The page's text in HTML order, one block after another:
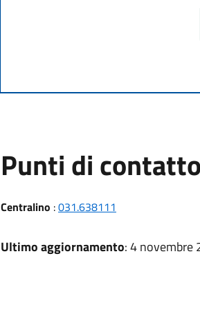
Punti di contatto
Centralino :031.638111
Ultimo aggiornamento: 4 novembre